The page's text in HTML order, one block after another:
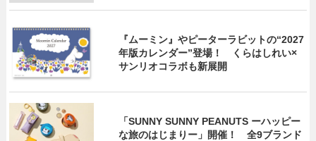
『ムーミン』やピーターラビットの“2027
年版カレンダー”登場！ くらはしれい×
サンリオコラボも新展開
「SUNNY SUNNY PEANUTS ーハッピー
な旅のはじまりー」開催！ 全9ブランド